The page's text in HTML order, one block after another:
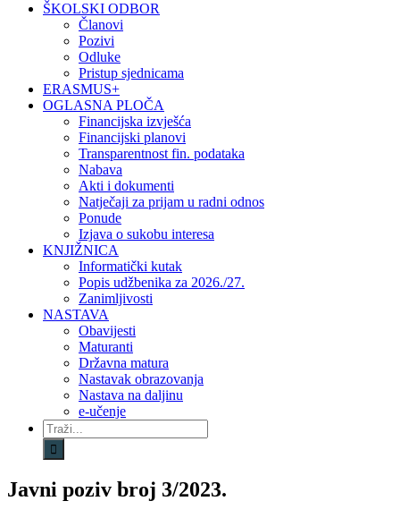
ŠKOLSKI ODBOR
Članovi
Pozivi
Odluke
Pristup sjednicama
ERASMUS+
OGLASNA PLOČA
Financijska izvješća
Financijski planovi
Transparentnost fin. podataka
Nabava
Akti i dokumenti
Natječaji za prijam u radni odnos
Ponude
Izjava o sukobu interesa
KNJIŽNICA
Informatički kutak
Popis udžbenika za 2026./27.
Zanimljivosti
NASTAVA
Obavijesti
Maturanti
Državna matura
Nastavak obrazovanja
Nastava na daljinu
e-učenje
Traži...
Javni poziv broj 3/2023.